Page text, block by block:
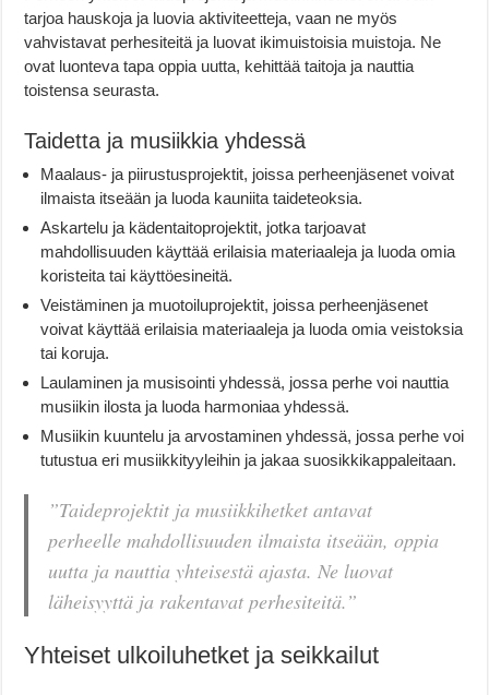
tarjoa hauskoja ja luovia aktiviteetteja, vaan ne myös
vahvistavat perhesiteitä ja luovat ikimuistoisia muistoja. Ne
ovat luonteva tapa oppia uutta, kehittää taitoja ja nauttia
toistensa seurasta.
Taidetta ja musiikkia yhdessä
Maalaus- ja piirustusprojektit, joissa perheenjäsenet voivat
ilmaista itseään ja luoda kauniita taideteoksia.
Askartelu ja kädentaitoprojektit, jotka tarjoavat
mahdollisuuden käyttää erilaisia materiaaleja ja luoda omia
koristeita tai käyttöesineitä.
Veistäminen ja muotoiluprojektit, joissa perheenjäsenet
voivat käyttää erilaisia materiaaleja ja luoda omia veistoksia
tai koruja.
Laulaminen ja musisointi yhdessä, jossa perhe voi nauttia
musiikin ilosta ja luoda harmoniaa yhdessä.
Musiikin kuuntelu ja arvostaminen yhdessä, jossa perhe voi
tutustua eri musiikkityyleihin ja jakaa suosikkikappaleitaan.
”Taideprojektit ja musiikkihetket antavat
perheelle mahdollisuuden ilmaista itseään, oppia
uutta ja nauttia yhteisestä ajasta. Ne luovat
läheisyyttä ja rakentavat perhesiteitä.”
Yhteiset ulkoiluhetket ja seikkailut